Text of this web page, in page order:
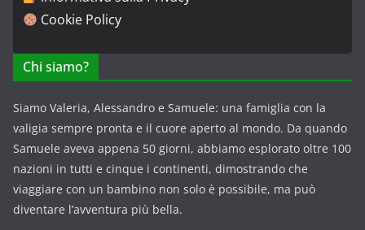
Cookie Policy
Chi siamo?
Siamo Valeria, Alessandro e Samuele: una famiglia con la
valigia sempre pronta e il cuore aperto al mondo. Da quando
Samuele aveva appena 50 giorni, abbiamo esplorato oltre 100
nazioni in tutti e cinque i continenti, dimostrando che
viaggiare con un bambino non solo è possibile, ma può
diventare l’avventura più bella.